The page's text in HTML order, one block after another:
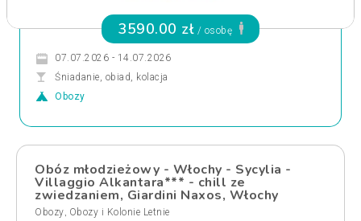
3590.00 zł / osobę
07.07.2026 - 14.07.2026
Śniadanie, obiad, kolacja
Obozy
Obóz młodzieżowy - Włochy - Sycylia -
Villaggio Alkantara*** - chill ze
zwiedzaniem, Giardini Naxos, Włochy
Obozy, Obozy i Kolonie Letnie